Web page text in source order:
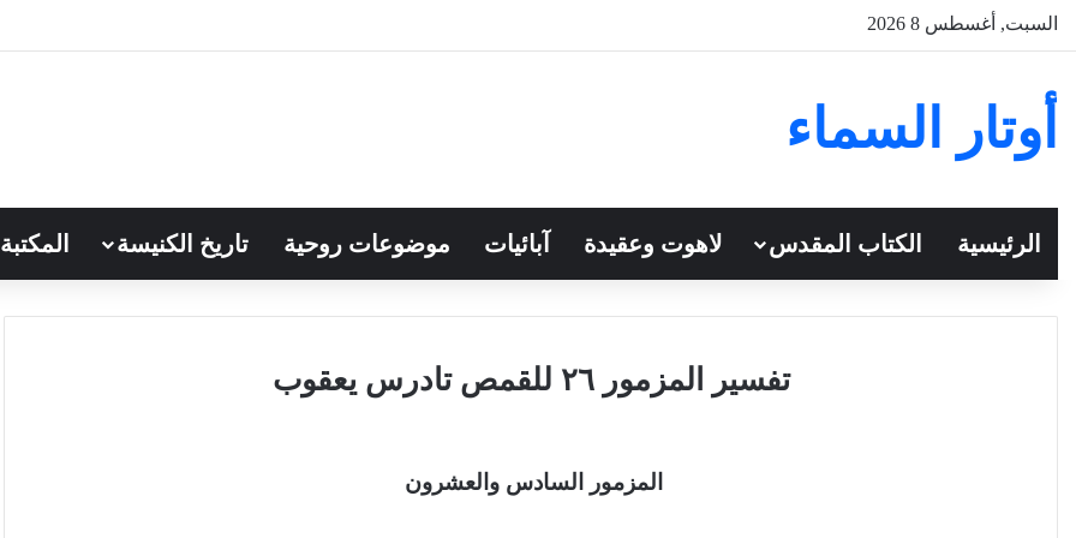
السبت, أغسطس 8 2026
أوتار السماء
الرئيسية الكتاب المقدس لاهوت وعقيدة آبائيات موضوعات روحية تاريخ الكنيسة المكتبة
تفسير المزمور ٢٦ للقمص تادرس يعقوب
المزمور السادس والعشرون